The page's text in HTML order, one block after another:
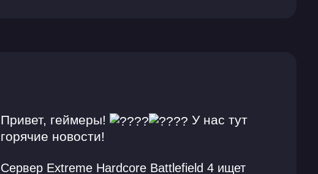
Привет, геймеры!
У нас тут
горячие новости!
Сервер Extreme Hardcore Battlefield 4 ищет